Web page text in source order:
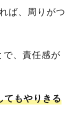
ば、周りがつ
で、責任感が
てもやりきる